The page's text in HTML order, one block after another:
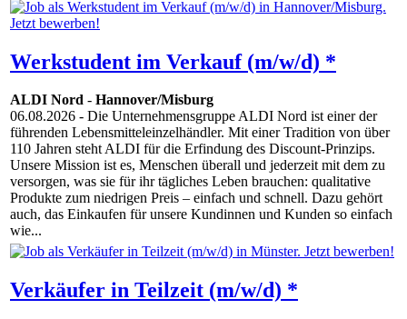
Werkstudent im Verkauf (m/w/d) *
ALDI Nord - Hannover/Misburg
06.08.2026 - Die Unternehmensgruppe ALDI Nord ist einer der
führenden Lebensmitteleinzelhändler. Mit einer Tradition von über
110 Jahren steht ALDI für die Erfindung des Discount-Prinzips.
Unsere Mission ist es, Menschen überall und jederzeit mit dem zu
versorgen, was sie für ihr tägliches Leben brauchen: qualitative
Produkte zum niedrigen Preis – einfach und schnell. Dazu gehört
auch, das Einkaufen für unsere Kundinnen und Kunden so einfach
wie...
Verkäufer in Teilzeit (m/w/d) *